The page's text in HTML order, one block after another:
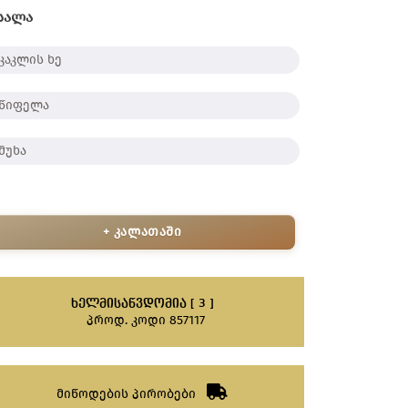
ხე
+ კალათაში
ᲮᲔᲚᲛᲘᲡᲐᲬᲕᲓᲝᲛᲘᲐ [ 3 ]
პროდ. კოდი 857117
მიწოდების პირობები